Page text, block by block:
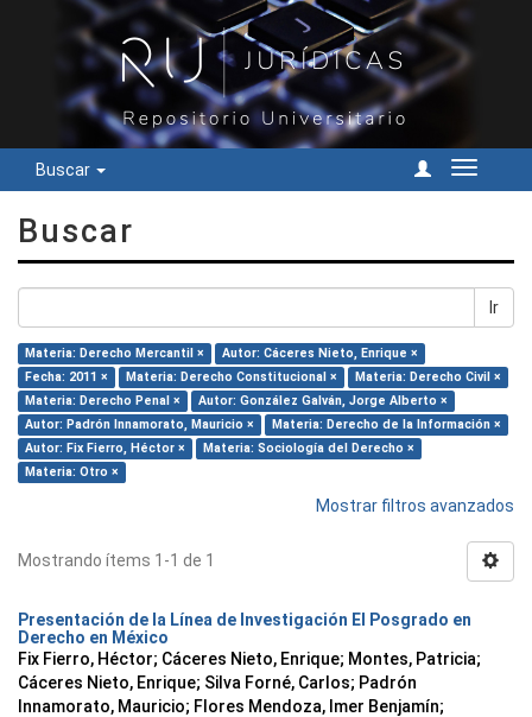
Buscar
Cambiar
Buscar
Ir
Materia: Derecho Mercantil ×
Autor: Cáceres Nieto, Enrique ×
Fecha: 2011 ×
Materia: Derecho Constitucional ×
Materia: Derecho Civil ×
Materia: Derecho Penal ×
Autor: González Galván, Jorge Alberto ×
Autor: Padrón Innamorato, Mauricio ×
Materia: Derecho de la Información ×
Autor: Fix Fierro, Héctor ×
Materia: Sociología del Derecho ×
Materia: Otro ×
Mostrar filtros avanzados
Mostrando ítems 1-1 de 1
Presentación de la Línea de Investigación El Posgrado en
Derecho en México
Fix Fierro, Héctor; Cáceres Nieto, Enrique; Montes, Patricia;
Cáceres Nieto, Enrique; Silva Forné, Carlos; Padrón
Innamorato, Mauricio; Flores Mendoza, Imer Benjamín;